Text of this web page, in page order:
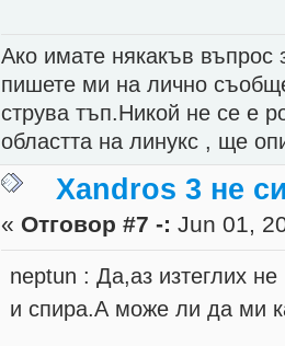
Ако имате някакъв въпрос
пишете ми на лично
струва тъп.Никой не се е
областта на линукс , ще
Xandros 3 не
« Отговор #7 -: Jun 01,
neptun : Да,аз изтеглих
и спира.А може ли да ми